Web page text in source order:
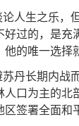
人生之乐，
好过的，是
的唯一选择
丹长期内战
人口为主的北
签署全面和